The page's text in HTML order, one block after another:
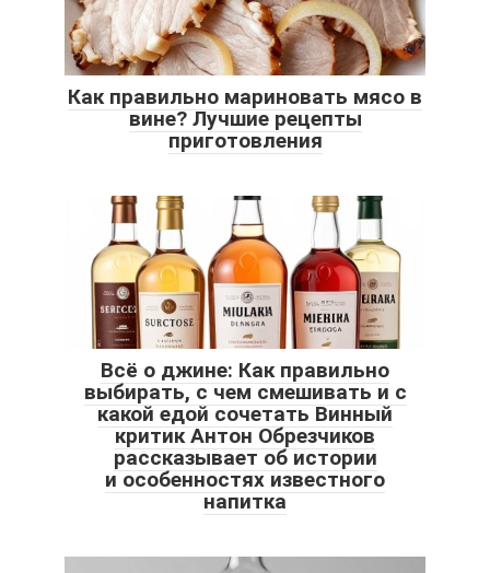
Как правильно мариновать мясо в
вине? Лучшие рецепты
приготовления
Всё о джине: Как правильно
выбирать, с чем смешивать и с
какой едой сочетать Винный
критик Антон Обрезчиков
рассказывает об истории
и особенностях известного
напитка